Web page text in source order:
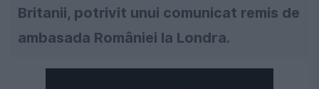
Britanii, potrivit unui comunicat remis de
ambasada României la Londra.